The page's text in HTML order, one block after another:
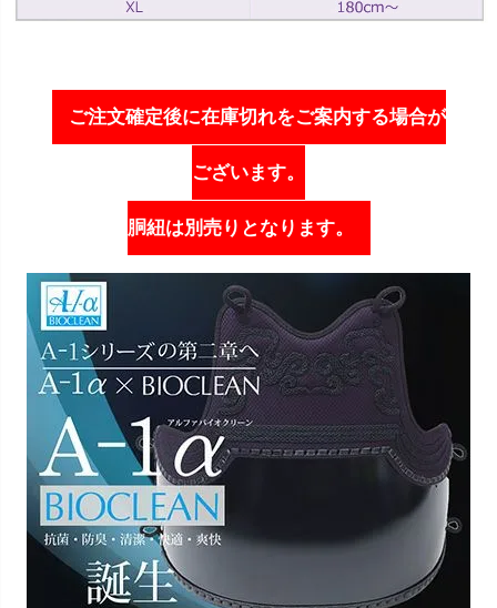
ご注文確定後に在庫切れをご案内する場合が
ございます。
胴紐は別売りとなります。